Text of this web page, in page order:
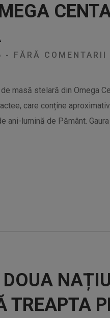
- FĂRĂ COMENTARII
masă stelară din Omega
care conține
ani-lumină de Pământ.
TREAPTA